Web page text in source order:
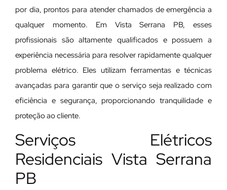
por dia, prontos para atender chamados de emergência a
qualquer momento. Em Vista Serrana PB, esses
profissionais são altamente qualificados e possuem a
experiência necessária para resolver rapidamente qualquer
problema elétrico. Eles utilizam ferramentas e técnicas
avançadas para garantir que o serviço seja realizado com
eficiência e segurança, proporcionando tranquilidade e
proteção ao cliente.
Serviços Elétricos
Residenciais Vista Serrana
PB